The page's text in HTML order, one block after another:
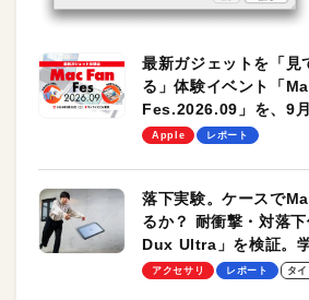
最新ガジェットを「見
る」体験イベント「
Fes.2026.09」を、9
します！
Apple レポート
落下実験。ケースで
るか？ 耐衝撃・対落
Dux Ultra」を検証。
のモバイルユースに最
アクセサリ レポート タ